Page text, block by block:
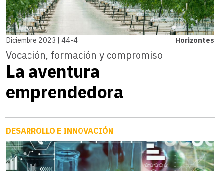
Diciembre 2023 | 44-4 Horizontes
Vocación, formación y compromiso
La aventura
emprendedora
DESARROLLO E INNOVACIÓN